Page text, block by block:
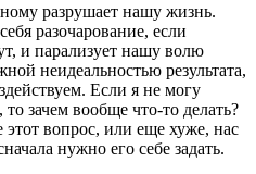
разрушает нашу жизнь.
разочарование, если
и парализует нашу волю
неидеальностью результата,
Если я не могу
то зачем вообще что-то делать?
этот вопрос, или еще хуже, нас
нужно его себе задать.